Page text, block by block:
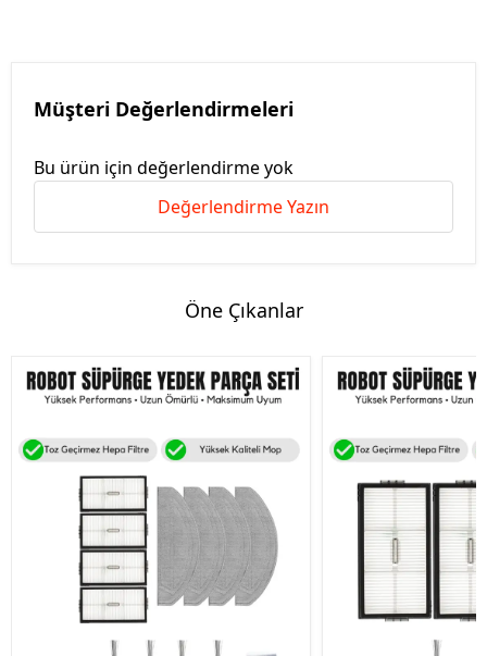
Müşteri Değerlendirmeleri
Bu ürün için değerlendirme yok
Değerlendirme Yazın
Öne Çıkanlar